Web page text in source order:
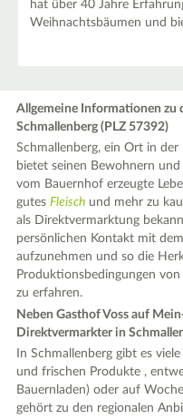
hat über 40 Jahre
Weihnachtsbäumen und
Allgemeine Informationen zu
Schmallenberg (PLZ 57392)
Schmallenberg, ein Ort in
bietet seinen Bewohnern
vom Bauernhof erzeugte
gutesFleisch und mehr zu
als Direktvermarktung
persönlichen Kontakt mit
aufzunehmen und so die
Produktionsbedingungen
zu erfahren.
Neben Gasthof Voss auf
Direktvermarkter in
In Schmallenberg gibt es
und frischen Produkte ,
Bauernladen) oder auf
gehört zu den regionalen